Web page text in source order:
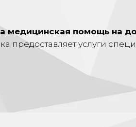
медицинская помощь на
предоставляет услуги